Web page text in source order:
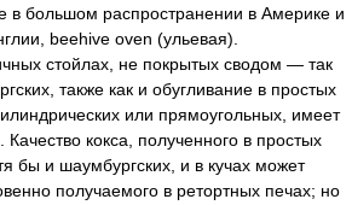
в большом распространении в Америке и
beehive oven (ульевая).
стойлах, не покрытых сводом — так
также как и обугливание в простых
или прямоугольных, имеет
кокса, полученного в простых
бы и шаумбургских, и в кучах может
получаемого в ретортных печах; но